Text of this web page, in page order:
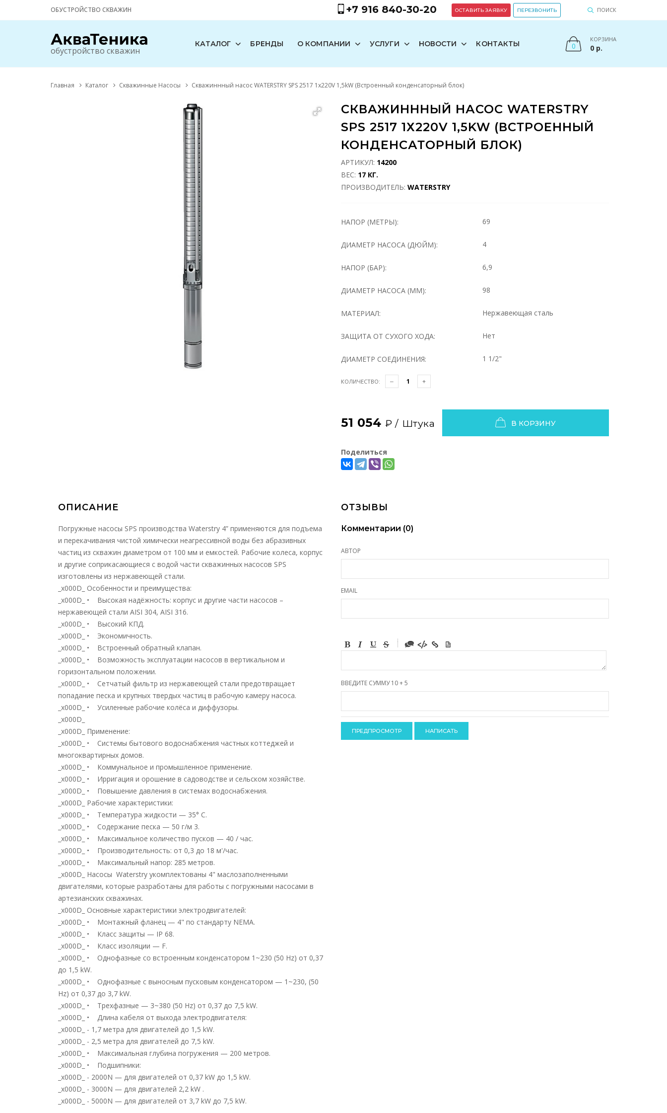
ОБУСТРОЙСТВО СКВАЖИН +7 916 840-30-20 ОСТАВИТЬ ЗАЯВКУ ПЕРЕЗВОНИТЬ ПОИСК
обустройство скважин
КАТАЛОГ БРЕНДЫ О КОМПАНИИ УСЛУГИ НОВОСТИ КОНТАКТЫ 0
КОРЗИНА
0 р.
Главная Каталог Скважинные Насосы Скважиннный насос WATERSTRY SPS 2517 1х220V 1,5kW (Встроенный конденсаторный блок)
СКВАЖИНННЫЙ НАСОС WATERSTRY
SPS 2517 1Х220V 1,5KW (ВСТРОЕННЫЙ
КОНДЕНСАТОРНЫЙ БЛОК)
АРТИКУЛ: 14200
ВЕС: 17 КГ.
ПРОИЗВОДИТЕЛЬ: WATERSTRY
НАПОР (МЕТРЫ): 69
ДИАМЕТР НАСОСА (ДЮЙМ): 4
НАПОР (БАР): 6,9
ДИАМЕТР НАСОСА (ММ): 98
МАТЕРИАЛ: Нержавеющая сталь
ЗАЩИТА ОТ СУХОГО ХОДА: Нет
ДИАМЕТР СОЕДИНЕНИЯ: 1 1/2"
КОЛИЧЕСТВО:
51 054 ₽ / Штука В КОРЗИНУ
Поделиться
ОПИСАНИЕ
Погружные насосы SPS производства Waterstry 4” применяются для подъема
и перекачивания чистой химически неагрессивной воды без абразивных
частиц из скважин диаметром от 100 мм и емкостей. Рабочие колеса, корпус
и другие соприкасающиеся с водой части скважинных насосов SPS
изготовлены из нержавеющей стали.
_x000D_ Особенности и преимущества:
_x000D_ • Высокая надёжность: корпус и другие части насосов –
нержавеющей стали AISI 304, AISI 316.
_x000D_ • Высокий КПД.
_x000D_ • Экономичность.
_x000D_ • Встроенный обратный клапан.
_x000D_ • Возможность эксплуатации насосов в вертикальном и
горизонтальном положении.
_x000D_ • Сетчатый фильтр из нержавеющей стали предотвращает
попадание песка и крупных твердых частиц в рабочую камеру насоса.
_x000D_ • Усиленные рабочие колёса и диффузоры.
_x000D_
_x000D_ Применение:
_x000D_ • Системы бытового водоснабжения частных коттеджей и
многоквартирных домов.
_x000D_ • Коммунальное и промышленное применение.
_x000D_ • Ирригация и орошение в садоводстве и сельском хозяйстве.
_x000D_ • Повышение давления в системах водоснабжения.
_x000D_ Рабочие характеристики:
_x000D_ • Температура жидкости — 35° С.
_x000D_ • Содержание песка — 50 г/м 3.
_x000D_ • Максимальное количество пусков — 40 / час.
_x000D_ • Производительность: от 0,3 до 18 м'/час.
_x000D_ • Максимальный напор: 285 метров.
_x000D_ Насосы Waterstry укомплектованы 4" маслозаполненными
двигателями, которые разработаны для работы с погружными насосами в
артезианских скважинах.
_x000D_ Основные характеристики электродвигателей:
_x000D_ • Монтажный фланец — 4" по стандарту NEMA.
_x000D_ • Класс защиты — IP 68.
_x000D_ • Класс изоляции — F.
_x000D_ • Однофазные со встроенным конденсатором 1~230 (50 Hz) от 0,37
до 1,5 kW.
_x000D_ • Однофазные с выносным пусковым конденсатором — 1~230, (50
Hz) от 0,37 до 3,7 kW.
_x000D_ • Трехфазные — 3~380 (50 Hz) от 0,37 до 7,5 kW.
_x000D_ • Длина кабеля от выхода электродвигателя:
_x000D_ - 1,7 метра для двигателей до 1,5 kW.
_x000D_ - 2,5 метра для двигателей до 7,5 kW.
_x000D_ • Максимальная глубина погружения — 200 метров.
_x000D_ • Подшипники:
_x000D_ - 2000N — для двигателей от 0,37 kW до 1,5 kW.
_x000D_ - 3000N — для двигателей 2,2 kW .
_x000D_ - 5000N — для двигателей от 3,7 kW до 7,5 kW.
ОТЗЫВЫ
Комментарии (0)
АВТОР
EMAIL
-
-
-
-
-
-
ВВЕДИТЕ СУММУ 10 + 5